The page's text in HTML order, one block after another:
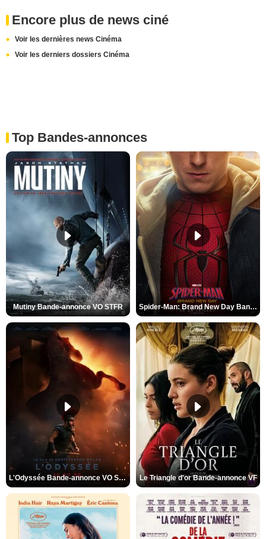
Encore plus de news ciné
Voir les dernières news Cinéma
Voir les derniers dossiers Cinéma
Top Bandes-annonces
Mutiny Bande-annonce VO STFR Spider-Man: Brand New Day Bande-annonce VO STFR
L'Odyssée Bande-annonce VO STFR Le Triangle d'or Bande-annonce VF